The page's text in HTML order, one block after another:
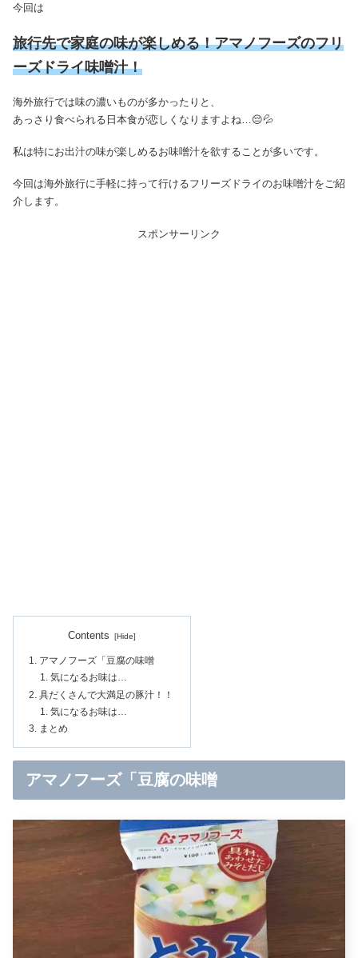
今回は
旅行先で家庭の味が楽しめる！アマノフーズのフリ
ーズドライ味噌汁！
海外旅行では味の濃いものが多かったりと、
あっさり食べられる日本食が恋しくなりますよね…😔💦
私は特にお出汁の味が楽しめるお味噌汁を欲することが多いです。
今回は海外旅行に手軽に持って行けるフリーズドライのお味噌汁をご紹
介します。
スポンサーリンク
Contents
アマノフーズ「豆腐の味噌
気になるお味は…
具だくさんで大満足の豚汁！！
気になるお味は…
まとめ
アマノフーズ「豆腐の味噌